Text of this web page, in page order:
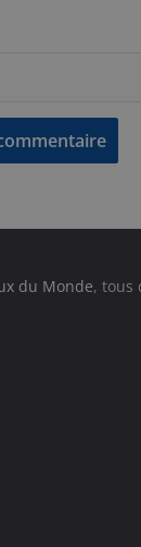
du Monde, tous